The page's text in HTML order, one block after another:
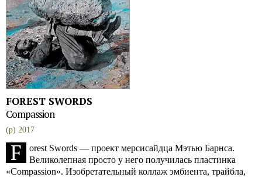
FOREST SWORDS
Compassion
(p) 2017
F
orest Swords — проект мерсисайдца Мэтью Барнса.
Великолепная просто у него получилась пластинка
«Compassion». Изобретательный коллаж эмбиента, трайбла,